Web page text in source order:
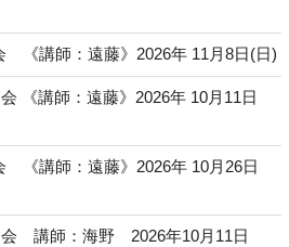
《講師：遠藤》2026年 11月8日(日)
《講師：遠藤》2026年 10月11日
《講師：遠藤》2026年 10月26日
会 講師：海野 2026年10月11日